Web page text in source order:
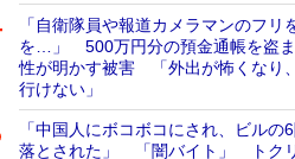
「自衛隊員や報道カメラマンのフリ
を…」 500万円分の預金通帳を盗
性が明かす被害 「外出が怖くなり
行けない」
「中国人にボコボコにされ、ビルの
落とされた」 「闇バイト」 トク